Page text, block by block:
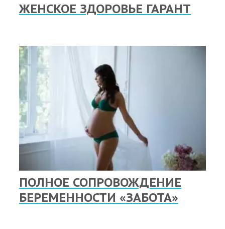
ЖЕНСКОЕ ЗДОРОВЬЕ ГАРАНТ
ПОЛНОЕ СОПРОВОЖДЕНИЕ
БЕРЕМЕННОСТИ «ЗАБОТА»